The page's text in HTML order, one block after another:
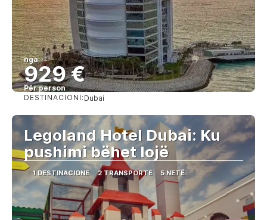
nga
929 €
Për person
DESTINACIONI: Dubai
Legoland Hotel Dubai: Ku
pushimi bëhet lojë
1 DESTINACIONE 2 TRANSPORTE 5 NETË